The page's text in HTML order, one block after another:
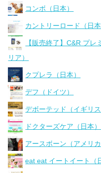
コンボ（日本）
カントリーロード（日本
【販売終了】C&R プ
リア）
クプレラ（日本）
デフ（ドイツ）
デボーテッド（イギリス
ドクターズケア（日本）
アースボーン（アメリカ
eat eat イートイート（